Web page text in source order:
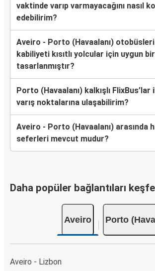
vaktinde varıp varmayacağını nasıl
edebilirim?
Aveiro - Porto (Havaalanı)
kabiliyeti kısıtlı yolcular için uygun
tasarlanmıştır?
Porto (Havaalanı) kalkışlı FlixBus’lar
varış noktalarına ulaşabilirim?
Aveiro - Porto (Havaalanı) arasında
seferleri mevcut mudur?
Daha popüler bağlantıları
Aveiro Porto
Aveiro - Lizbon